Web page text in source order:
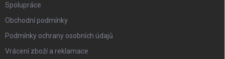
Spolupráce
Obchodní podmínky
Podmínky ochrany osobních údajů
Vrácení zboží a reklamace